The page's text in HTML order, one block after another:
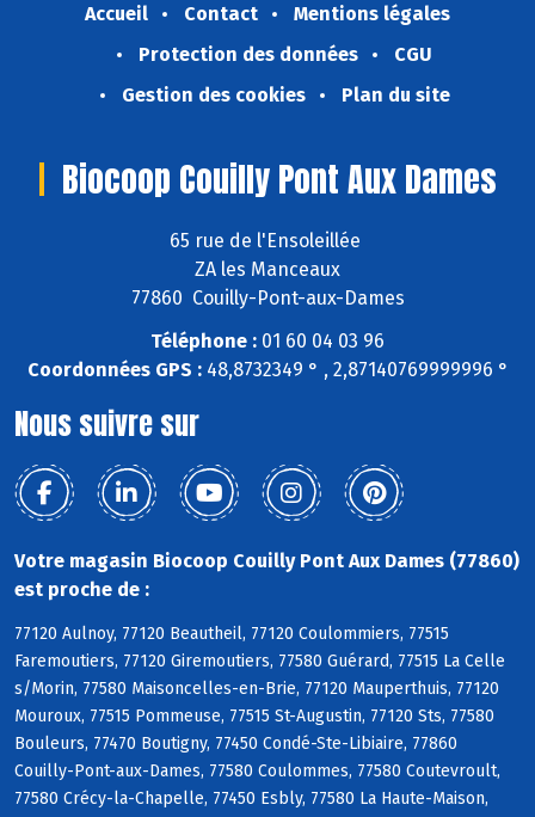
Accueil Contact
Mentions légales
Protection des données
CGU
Gestion des cookies
Plan du site
Biocoop Couilly Pont Aux Dames
65 rue de l'Ensoleillée
ZA les Manceaux
77860 Couilly-Pont-aux-Dames
Téléphone : 01 60 04 03 96
Coordonnées GPS :48,8732349 ° , 2,87140769999996 °
Nous suivre sur
Votre magasin Biocoop Couilly Pont Aux Dames (77860)
est proche de :
77120 Aulnoy, 77120 Beautheil, 77120 Coulommiers, 77515
Faremoutiers, 77120 Giremoutiers, 77580 Guérard, 77515 La Celle
s/Morin, 77580 Maisoncelles-en-Brie, 77120 Mauperthuis, 77120
Mouroux, 77515 Pommeuse, 77515 St-Augustin, 77120 Sts, 77580
Bouleurs, 77470 Boutigny, 77450 Condé-Ste-Libiaire, 77860
Couilly-Pont-aux-Dames, 77580 Coulommes, 77580 Coutevroult,
77580 Crécy-la-Chapelle, 77450 Esbly, 77580 La Haute-Maison,